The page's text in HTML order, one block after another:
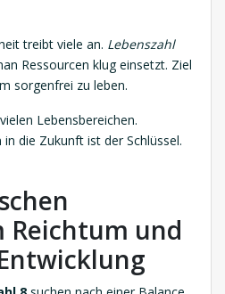
treibt viele an. Lebenszahl
Ressourcen klug einsetzt. Ziel
sorgenfrei zu leben.
Lebensbereichen.
die Zukunft ist der Schlüssel.
und